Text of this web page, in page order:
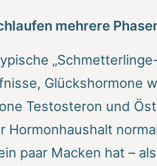
mehrere
Glückshormone
Testosteron und
Hormonhaushalt
paar Macken hat –